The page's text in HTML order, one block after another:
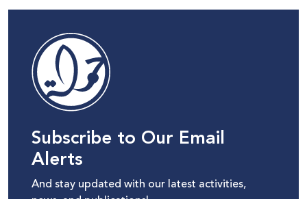
Subscribe to Our Email
Alerts
And stay updated with our latest activities,